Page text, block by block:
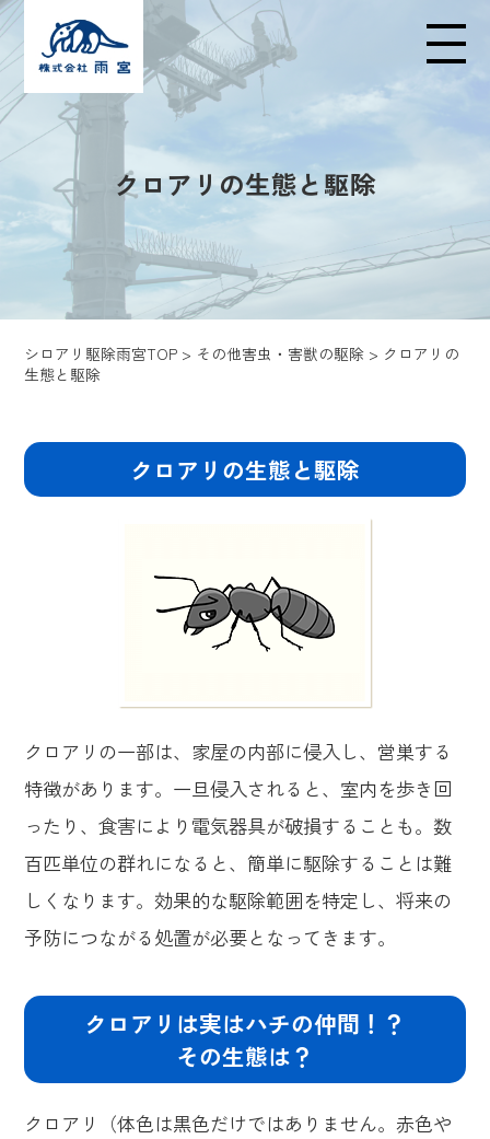
クロアリの生態と駆除
シロアリ駆除雨宮TOP > その他害虫・害獣の駆除 > クロアリの
生態と駆除
クロアリの生態と駆除
クロアリの一部は、家屋の内部に侵入し、営巣する
特徴があります。一旦侵入されると、室内を歩き回
ったり、食害により電気器具が破損することも。数
百匹単位の群れになると、簡単に駆除することは難
しくなります。効果的な駆除範囲を特定し、将来の
予防につながる処置が必要となってきます。
クロアリは実はハチの仲間！？
その生態は？
クロアリ（体色は黒色だけではありません。赤色や